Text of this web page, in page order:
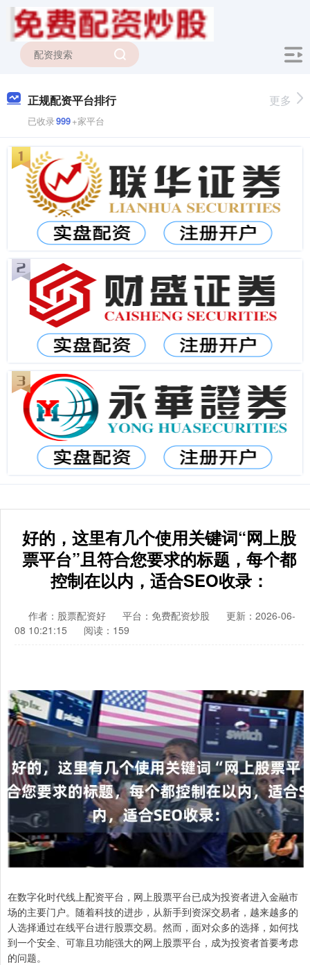
正规配资平台排行
已收录999+家平台
更多
好的，这里有几个使用关键词“网上股
票平台”且符合您要求的标题，每个都
控制在以内，适合SEO收录：
作者：股票配资好 平台：免费配资炒股
更新：2026-06-
08 10:21:15
阅读：159
在数字化时代线上配资平台，网上股票平台已成为投资者进入金融市
场的主要门户。随着科技的进步，从新手到资深交易者，越来越多的
人选择通过在线平台进行股票交易。然而，面对众多的选择，如何找
到一个安全、可靠且功能强大的网上股票平台，成为投资者首要考虑
的问题。